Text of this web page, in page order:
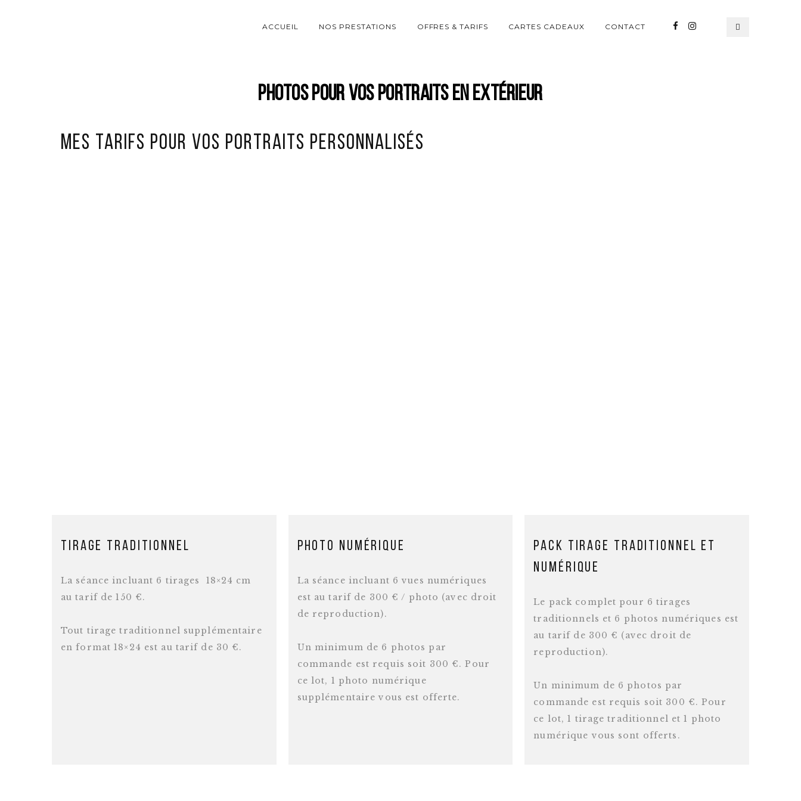
ACCUEIL NOS PRESTATIONS OFFRES & TARIFS CARTES CADEAUX CONTACT
Photos pour vos portraits en extérieur
Mes tarifs pour vos portraits personnalisés
Tirage traditionnel
La séance incluant 6 tirages 18×24 cm
au tarif de 150 €.
Tout tirage traditionnel supplémentaire
en format 18×24 est au tarif de 30 €.
Photo numérique
La séance incluant 6 vues numériques
est au tarif de 300 € / photo (avec droit
de reproduction).
Un minimum de 6 photos par
commande est requis soit 300 €. Pour
ce lot, 1 photo numérique
supplémentaire vous est offerte.
Pack tirage traditionnel et
numérique
Le pack complet pour 6 tirages
traditionnels et 6 photos numériques est
au tarif de 300 € (avec droit de
reproduction).
Un minimum de 6 photos par
commande est requis soit 300 €. Pour
ce lot, 1 tirage traditionnel et 1 photo
numérique vous sont offerts.